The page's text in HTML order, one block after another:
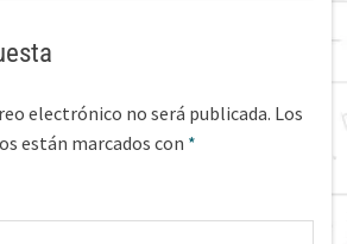
electrónico no será publicada. Los
están marcados con *